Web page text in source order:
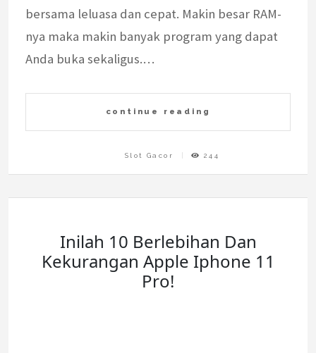
bersama leluasa dan cepat. Makin besar RAM-
nya maka makin banyak program yang dapat
Anda buka sekaligus.…
continue reading
Slot Gacor 244
Inilah 10 Berlebihan Dan
Kekurangan Apple Iphone 11
Pro!